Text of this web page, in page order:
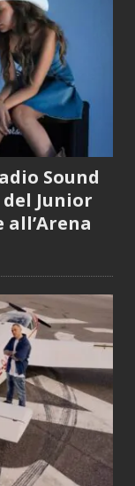
Sound
del Junior
all’Arena